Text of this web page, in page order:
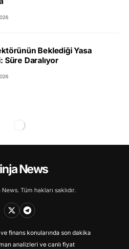
Beklediği Yasa
Süre Daralıyor
News
Tüm hakları saklıdır.
finans konularında son dakika
analizleri ve canlı fiyat